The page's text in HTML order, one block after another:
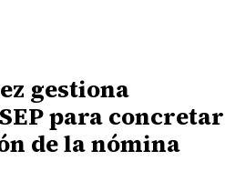
gestiona
para concretar
de la nómina